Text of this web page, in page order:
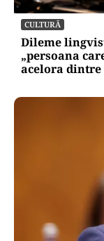
CULTURĂ
Dileme
„persoana
acelora dintre